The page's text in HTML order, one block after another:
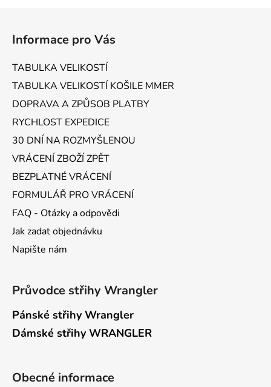
Informace pro Vás
TABULKA VELIKOSTÍ
TABULKA VELIKOSTÍ KOŠILE MMER
DOPRAVA A ZPŮSOB PLATBY
RYCHLOST EXPEDICE
30 DNÍ NA ROZMYŠLENOU
VRÁCENÍ ZBOŽÍ ZPĚT
BEZPLATNÉ VRÁCENÍ
FORMULÁŘ PRO VRÁCENÍ
FAQ - Otázky a odpovědi
Jak zadat objednávku
Napište nám
Průvodce střihy Wrangler
Pánské střihy Wrangler
Dámské střihy WRANGLER
Obecné informace